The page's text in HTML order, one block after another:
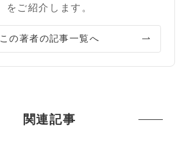
をご紹介します。
この著者の記事一覧へ
関連記事